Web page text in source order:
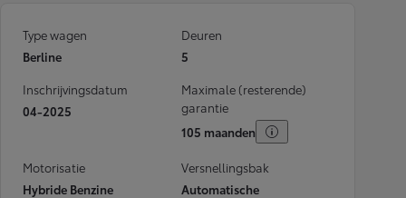
Type wagen
Berline
Deuren
5
Inschrijvingsdatum
04-2025
Maximale (resterende)
garantie
105 maanden
Motorisatie
Hybride Benzine
Versnellingsbak
Automatische